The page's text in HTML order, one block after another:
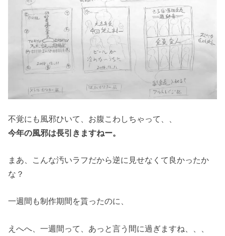
不覚にも風邪ひいて、お腹こわしちゃって、、
今年の風邪は長引きますねー。
まあ、こんな汚いラフだから逆に見せなくて良かったか
な？
一週間も制作期間を貰ったのに、
えへへ、一週間って、あっと言う間に過ぎますね、、、